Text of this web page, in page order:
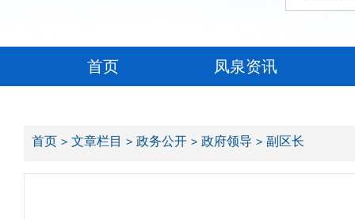
首页 凤泉资讯
首页 文章栏目 政务公开 政府领导 副区长